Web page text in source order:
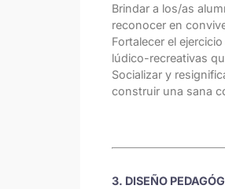
Brindar a los/as
reconocer en
Fortalecer el
lúdico-recreativas
Socializar y
construir una sana
3. DISEÑO